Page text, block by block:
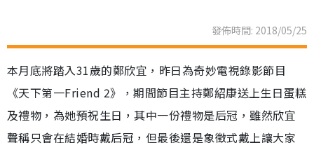
發佈時間: 2018/05/25
本月底將踏入31歲的鄭欣宜，昨日為奇妙電視錄影節目
《天下第一Friend 2》，期間節目主持鄭紹康送上生日蛋糕
及禮物，為她預祝生日，其中一份禮物是后冠，雖然欣宜
聲稱只會在結婚時戴后冠，但最後還是象徵式戴上讓大家